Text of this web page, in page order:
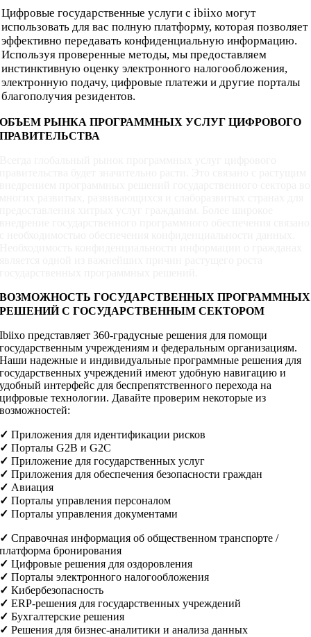
Цифровые государственные услуги с ibiixo могут
использовать для вас полную платформу, которая позволяет
эффективно передавать конфиденциальную информацию.
Используя проверенные методы, мы предоставляем
инстинктивную оценку электронного налогообложения,
электронную подачу, цифровые платежи и другие порталы
благополучия резидентов.
ОБЪЕМ РЫНКА ПРОГРАММНЫХ УСЛУГ ЦИФРОВОГО
ПРАВИТЕЛЬСТВА
ВОЗМОЖНОСТЬ ГОСУДАРСТВЕННЫХ ПРОГРАММНЫХ
РЕШЕНИЙ С ГОСУДАРСТВЕННЫМ СЕКТОРОМ
Ibiixo представляет 360-градусные решения для помощи
государственным учреждениям и федеральным организациям.
Наши надежные и индивидуальные программные решения для
государственных учреждений имеют удобную навигацию и
удобный интерфейс для беспрепятственного перехода на
цифровые технологии. Давайте проверим некоторые из
возможностей:
✓ Приложения для идентификации рисков
✓ Порталы G2B и G2C
✓ Приложение для государственных услуг
✓ Приложения для обеспечения безопасности граждан
✓ Авиация
✓ Порталы управления персоналом
✓ Порталы управления документами
✓ Справочная информация об общественном транспорте /
платформа бронирования
✓ Цифровые решения для оздоровления
✓ Порталы электронного налогообложения
✓ Кибербезопасность
✓ ERP-решения для государственных учреждений
✓ Бухгалтерские решения
✓ Решения для бизнес-аналитики и анализа данных